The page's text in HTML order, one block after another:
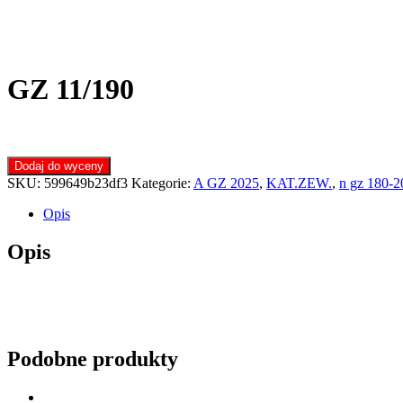
GZ 11/190
Dodaj do wyceny
SKU: 599649b23df3 Kategorie: A GZ 2025, KAT.ZEW., n gz 180-
Opis
Opis
Podobne produkty